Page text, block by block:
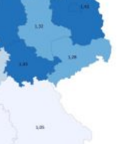
die Belastung bei